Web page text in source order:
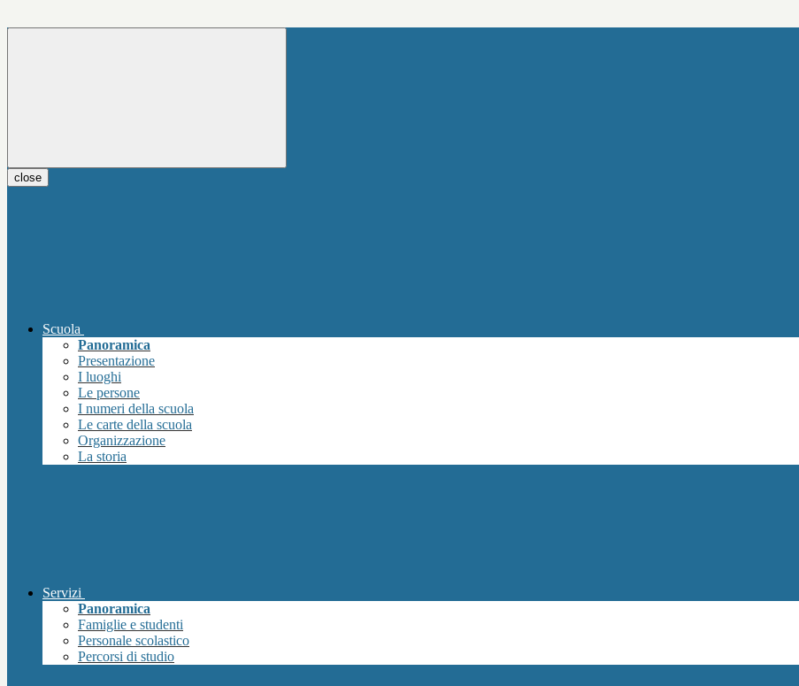
close
Scuola
Panoramica
Presentazione
I luoghi
Le persone
I numeri della scuola
Le carte della scuola
Organizzazione
La storia
Servizi
Panoramica
Famiglie e studenti
Personale scolastico
Percorsi di studio